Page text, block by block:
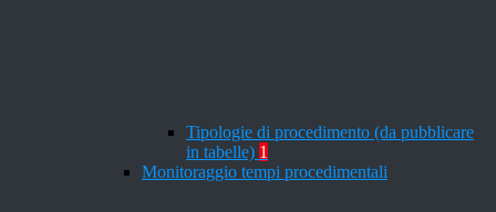
Tipologie di procedimento (da pubblicare
in tabelle) 1
Monitoraggio tempi procedimentali